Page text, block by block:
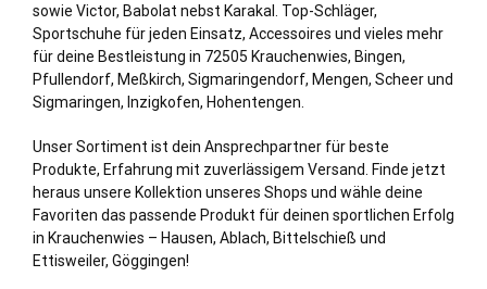
sowie Victor, Babolat nebst Karakal. Top-Schläger,
Sportschuhe für jeden Einsatz, Accessoires und vieles mehr
für deine Bestleistung in 72505 Krauchenwies, Bingen,
Pfullendorf, Meßkirch, Sigmaringendorf, Mengen, Scheer und
Sigmaringen, Inzigkofen, Hohentengen.
Unser Sortiment ist dein Ansprechpartner für beste
Produkte, Erfahrung mit zuverlässigem Versand. Finde jetzt
heraus unsere Kollektion unseres Shops und wähle deine
Favoriten das passende Produkt für deinen sportlichen Erfolg
in Krauchenwies – Hausen, Ablach, Bittelschieß und
Ettisweiler, Göggingen!